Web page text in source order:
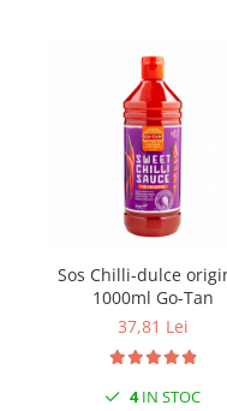
Sos Chilli-dulce
1000ml Go-Tan
37,81 Lei
4IN STOC